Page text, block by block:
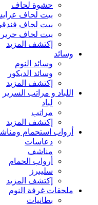
حشوة لحاف
بيت لحاف
بيت لحاف
بيت لحاف حرير
إكتشف المزيد
وسائد
وسائد النوم
وسائد الديكور
إكتشف المزيد
اللباد و مراتب السرير
لباد
مراتب
إكتشف المزيد
أرواب استحمام
دعاسات
مناشف
أرواب الحمام
سليبرز
إكتشف المزيد
ملحقات غرفة النوم
بطانيات